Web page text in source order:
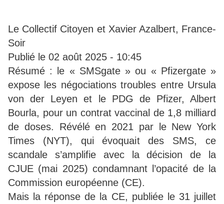
Le Collectif Citoyen et Xavier Azalbert, France-
Soir
Publié le 02 août 2025 - 10:45
Résumé : le « SMSgate » ou « Pfizergate »
expose les négociations troubles entre Ursula
von der Leyen et le PDG de Pfizer, Albert
Bourla, pour un contrat vaccinal de 1,8 milliard
de doses. Révélé en 2021 par le New York
Times (NYT), qui évoquait des SMS, ce
scandale s’amplifie avec la décision de la
CJUE (mai 2025) condamnant l’opacité de la
Commission européenne (CE).
Mais la réponse de la CE, publiée le 31 juillet